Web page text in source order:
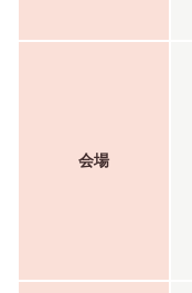
会場